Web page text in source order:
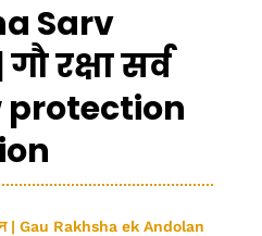
Sarv
रक्षा सर्व
protection
| Gau Rakhsha ek Andolan